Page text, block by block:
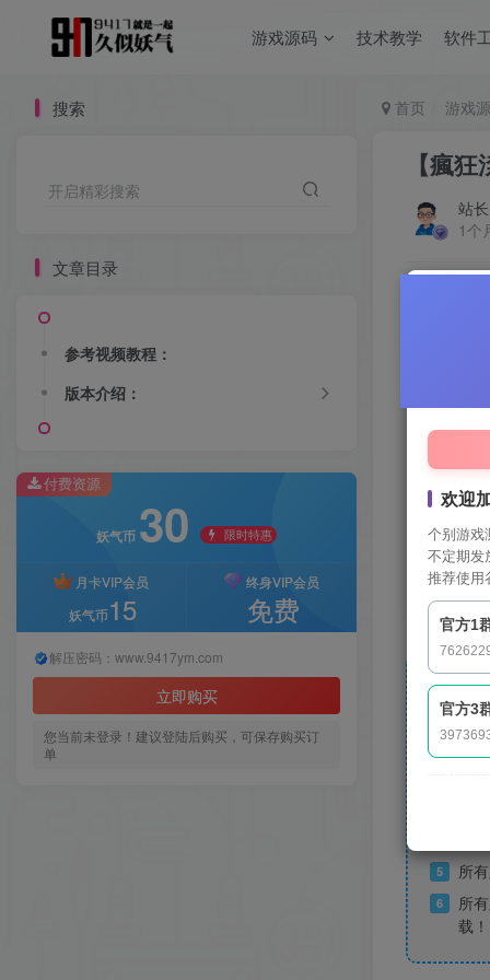
游戏源码 技术教学 软件
首页 游戏
【瘋
站长
1个
1 下
5 所
6
所
载！
搜索
开启精彩搜索
文章目录
参考视频教程：
版本介绍：
付费资源
妖气币 30 限时特惠
月卡VIP会员
妖气币15
终身VIP会员
免费
解压密码：www.9417ym.com
立即购买
您当前未登录！建议登陆后购买，可保存购买订
单
欢迎
个别游戏
不定期发
推荐使用
官方1
官方3